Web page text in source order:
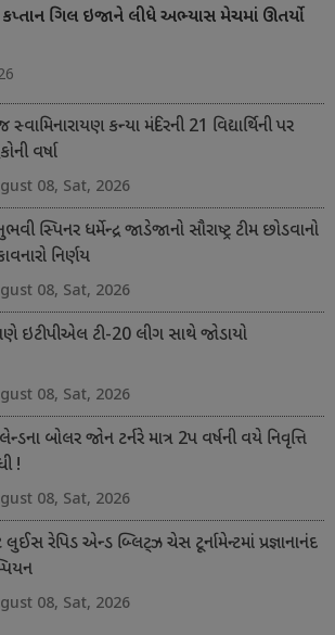
કપ્તાન ગિલ ઇજાને લીધે અભ્યાસ મેચમાં ઊતર્યો
કન્યા મંદિરની 21 વિદ્યાર્થિની પર
વર્ષા
08, Sat, 2026
સ્પિનર ધર્મેન્દ્ર જાડેજાનો સૌરાષ્ટ્ર ટીમ છોડવાનો
નિર્ણય
08, Sat, 2026
ઇટીપીએલ ટી-20 લીગ સાથે જોડાયો
08, Sat, 2026
બોલર જોન ટર્નરે માત્ર 2પ વર્ષની વયે નિવૃત્તિ
!
08, Sat, 2026
રેપિડ એન્ડ બ્લિટ્ઝ ચેસ ટૂર્નામેન્ટમાં પ્રજ્ઞાનાનંદ
08, Sat, 2026